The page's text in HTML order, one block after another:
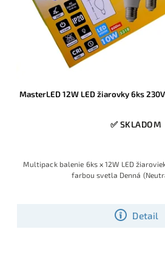
MasterLED 12W LED žiarovky 6ks
✅ SKLADOM
Detail
Multipack balenie 6ks x 12W LED
farbou svetla Denná